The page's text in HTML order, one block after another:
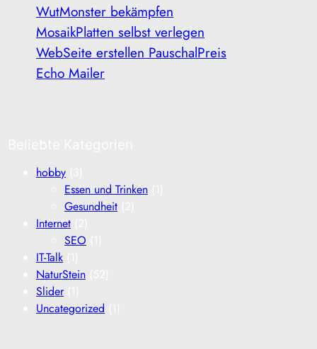
WutMonster bekämpfen
MosaikPlatten selbst verlegen
WebSeite erstellen PauschalPreis
Echo Mailer
hobby
Essen und Trinken
Gesundheit
Internet
SEO
IT-Talk
NaturStein
Slider(1)
Uncategorized